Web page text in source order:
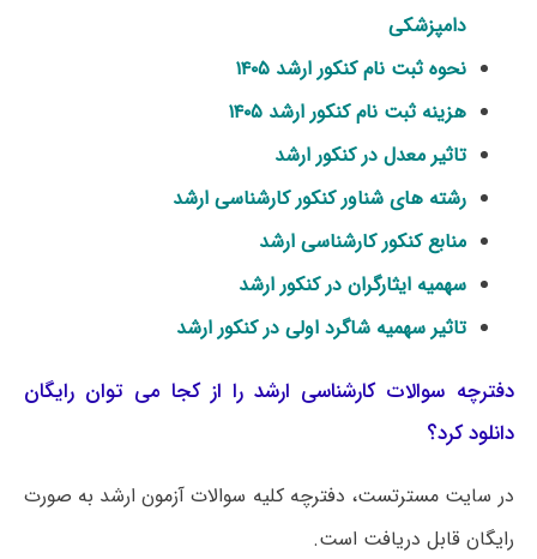
دامپزشکی
نحوه ثبت نام کنکور ارشد ۱۴۰۵
هزینه ثبت نام کنکور ارشد ۱۴۰۵
تاثیر معدل در کنکور ارشد
رشته های شناور کنکور کارشناسی ارشد
منابع کنکور کارشناسی ارشد
سهمیه ایثارگران در کنکور ارشد
تاثیر سهمیه شاگرد اولی در کنکور ارشد
دفترچه سوالات کارشناسی ارشد را از کجا می توان رایگان
دانلود کرد؟
در سایت مسترتست، دفترچه کلیه سوالات آزمون ارشد به صورت
رایگان قابل دریافت است.